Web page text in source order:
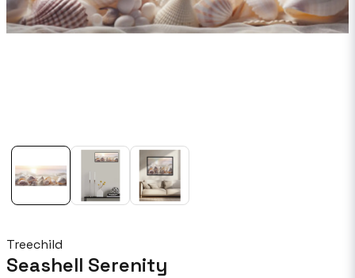
Treechild
Seashell Serenity